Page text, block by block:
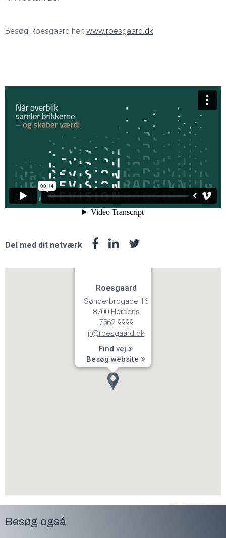
Besøg Roesgaard her: www.roesgaard.dk
Del med dit netværk
Roesgaard
Sønderbrogade 16
8700 Horsens
7562 9999
jr@roesgaard.dk
Find vej
Besøg website
Besøg også